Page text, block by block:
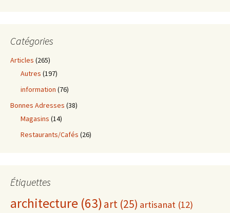
Catégories
Articles (265)
Autres (197)
information (76)
Bonnes Adresses (38)
Magasins (14)
Restaurants/Cafés (26)
Étiquettes
architecture (63)art (25) artisanat (12)